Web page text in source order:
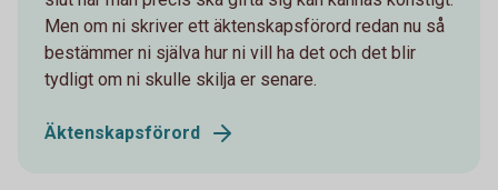
Men om ni skriver ett äktenskapsförord redan nu så
bestämmer ni själva hur ni vill ha det och det blir
tydligt om ni skulle skilja er senare.
Äktenskapsförord